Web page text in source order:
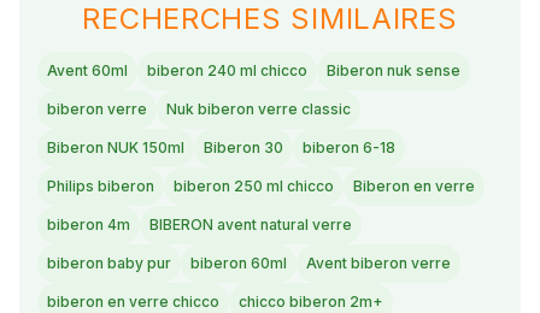
RECHERCHES SIMILAIRES
Avent 60ml biberon 240 ml chicco Biberon nuk sense
biberon verre Nuk biberon verre classic
Biberon NUK 150ml Biberon 30 biberon 6-18
Philips biberon biberon 250 ml chicco Biberon en verre
biberon 4m BIBERON avent natural verre
biberon baby pur biberon 60ml Avent biberon verre
biberon en verre chicco chicco biberon 2m+